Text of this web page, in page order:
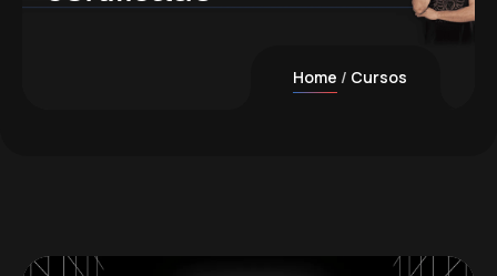
Home Cursos